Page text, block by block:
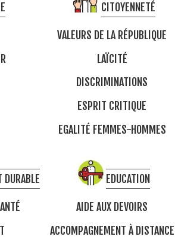
CITOYENNETÉ
VALEURS DE LA RÉPUBLIQUE
LAÏCITÉ
DISCRIMINATIONS
ESPRIT CRITIQUE
EGALITÉ FEMMES-HOMMES
DURABLE EDUCATION
AIDE AUX DEVOIRS
ACCOMPAGNEMENT À DISTANCE